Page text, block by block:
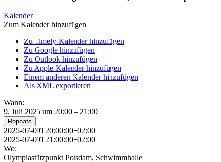
Kalender
Zum Kalender hinzufügen
Zu Timely-Kalender hinzufügen
Zu Google hinzufügen
Zu Outlook hinzufügen
Zu Apple-Kalender hinzufügen
Einem anderen Kalender hinzufügen
Als XML exportieren
Wann:
9. Juli 2025 um 20:00 – 21:00
Repeats
2025-07-09T20:00:00+02:00
2025-07-09T21:00:00+02:00
Wo:
Olympiastützpunkt Potsdam, Schwimmhalle